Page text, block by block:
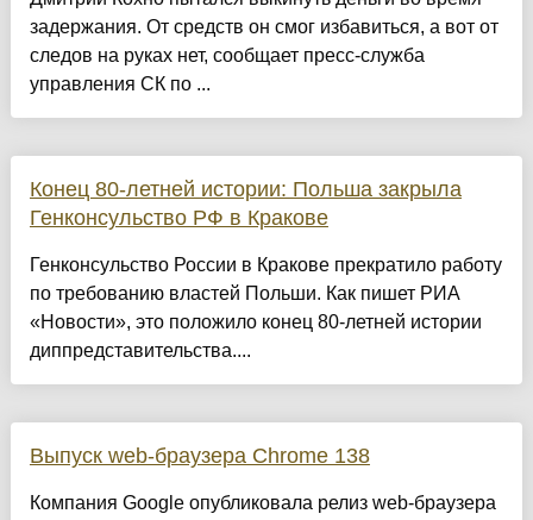
задержания. От средств он смог избавиться, а вот от
следов на руках нет, сообщает пресс-служба
управления СК по ...
Конец 80-летней истории: Польша закрыла
Генконсульство РФ в Кракове
Генконсульство России в Кракове прекратило работу
по требованию властей Польши. Как пишет РИА
«Новости», это положило конец 80-летней истории
диппредставительства....
Выпуск web-браузера Chrome 138
Компания Google опубликовала релиз web-браузера